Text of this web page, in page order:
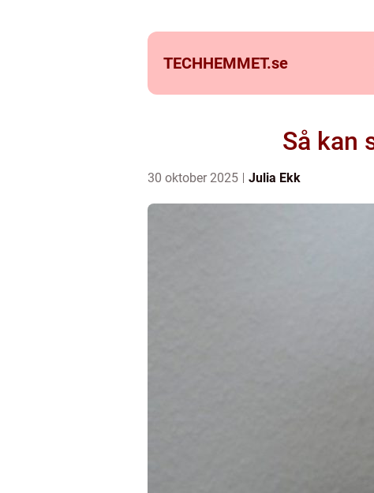
TECHHEMMET.se
Så kan
30 oktober 2025 Julia Ekk